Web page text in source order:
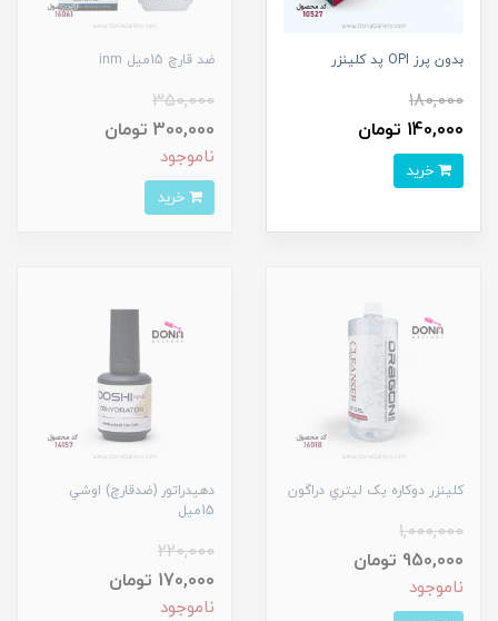
بدون پرز OPI پد کلينزر
180,000
140,000 تومان
ضد قارچ 15ميل inm
350,000
300,000 تومان
ناموجود
کلينزر دوکاره يک ليتري دراگون
1,000,000
950,000 تومان
ناموجود
دهيدراتور (ضدقارچ) اوشي
15ميل
220,000
170,000 تومان
ناموجود